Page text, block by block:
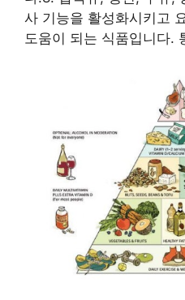
사 기능을 활성화시키고
도움이 되는 식품입니다.